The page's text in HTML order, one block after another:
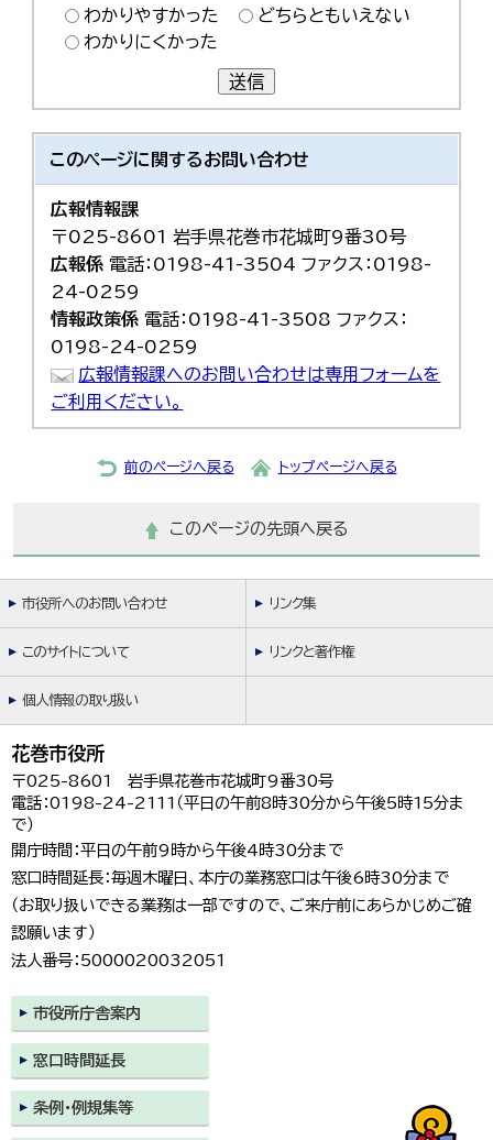
わかりやすかった
どちらともいえない
わかりにくかった
送信
このページに関するお問い合わせ
広報情報課
〒025-8601 岩手県花巻市花城町9番30号
広報係電話：0198-41-3504 ファクス：0198-
24-0259
情報政策係 電話：0198-41-3508 ファクス：
0198-24-0259
広報情報課へのお問い合わせは専用フォームを
ご利用ください。
前のページへ戻る トップページへ戻る
このページの先頭へ戻る
市役所へのお問い合わせ リンク集
このサイトについて リンクと著作権
個人情報の取り扱い
花巻市役所
〒025-8601 岩手県花巻市花城町9番30号
電話：0198-24-2111（平日の午前8時30分から午後5時15分ま
で）
開庁時間：平日の午前9時から午後4時30分まで
窓口時間延長：毎週木曜日、本庁の業務窓口は午後6時30分まで
（お取り扱いできる業務は一部ですので、ご来庁前にあらかじめご確
認願います）
法人番号：5000020032051
市役所庁舎案内
窓口時間延長
条例・例規集等